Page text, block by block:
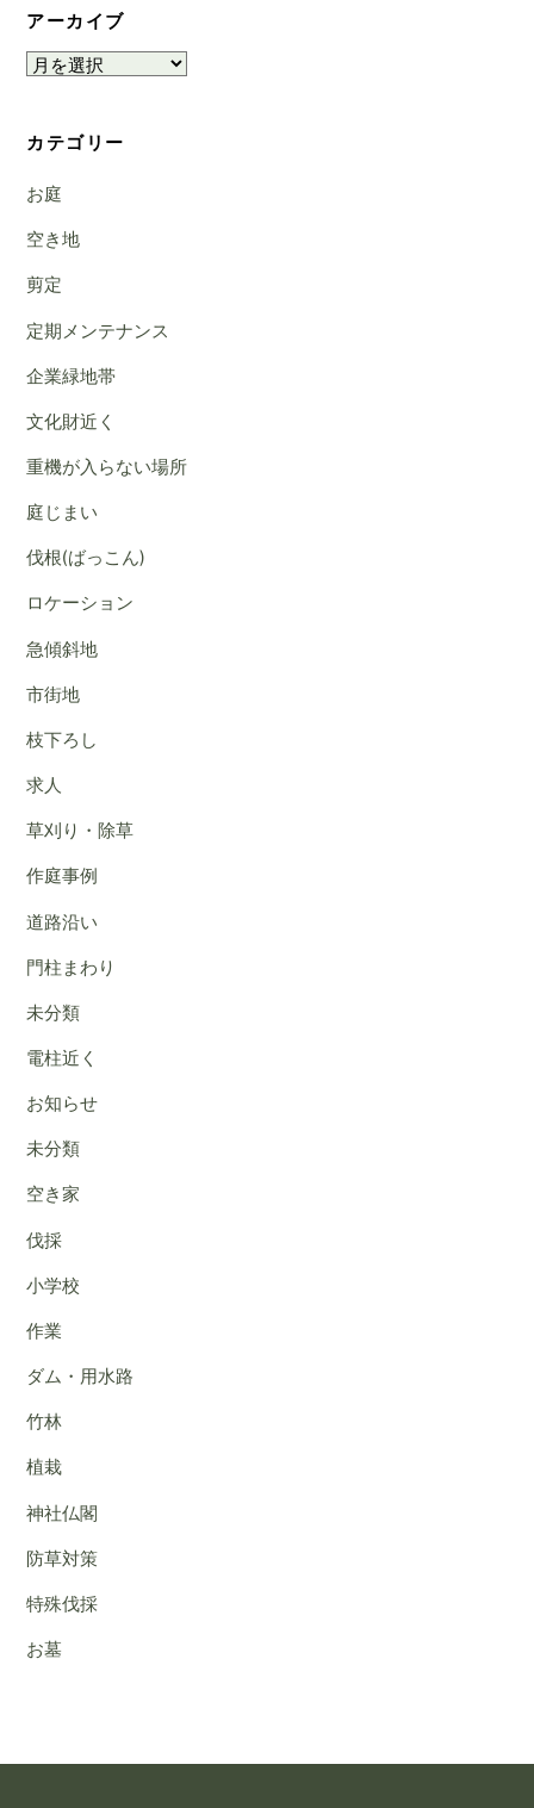
アーカイブ
ア
イ
ブ
カテゴリー
お庭
空き地
剪定
定期メンテナンス
企業緑地帯
文化財近く
重機が入らない場所
庭じまい
伐根(ばっこん)
ロケーション
急傾斜地
市街地
枝下ろし
求人
草刈り・除草
作庭事例
道路沿い
門柱まわり
未分類
電柱近く
お知らせ
未分類
空き家
伐採
小学校
作業
ダム・用水路
竹林
植栽
神社仏閣
防草対策
特殊伐採
お墓